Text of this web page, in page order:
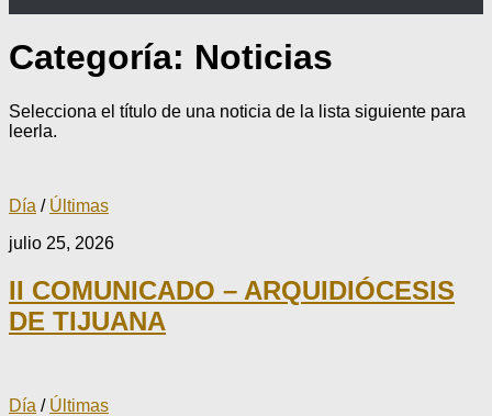
Categoría: Noticias
Selecciona el título de una noticia de la lista siguiente para
leerla.
Día / Últimas
julio 25, 2026
II COMUNICADO – ARQUIDIÓCESIS
DE TIJUANA
Día / Últimas